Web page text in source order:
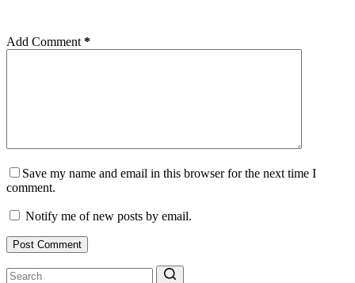
Add Comment *
Save my name and email in this browser for the next time I
comment.
Notify me of new posts by email.
Post Comment